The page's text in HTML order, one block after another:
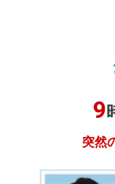
9
突然